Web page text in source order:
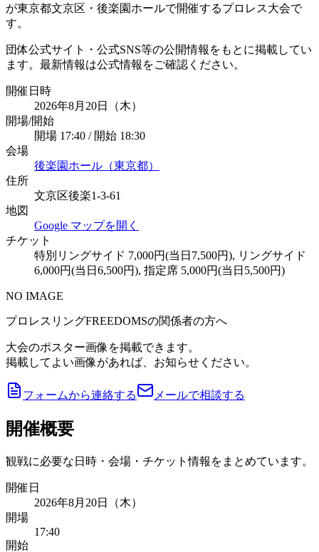
が東京都文京区・後楽園ホールで開催するプロレス大会で
す。
団体公式サイト・公式SNS等の公開情報をもとに掲載してい
ます。最新情報は公式情報をご確認ください。
開催日時
2026年8月20日（木）
開場/開始
開場 17:40 / 開始 18:30
会場
後楽園ホール（東京都）
住所
文京区後楽1-3-61
地図
Google マップを開く
チケット
特別リングサイド 7,000円(当日7,500円), リングサイド
6,000円(当日6,500円), 指定席 5,000円(当日5,500円)
NO IMAGE
プロレスリングFREEDOMSの関係者の方へ
大会のポスター画像を掲載できます。
掲載してよい画像があれば、お知らせください。
フォームから連絡する メールで相談する
開催概要
観戦に必要な日時・会場・チケット情報をまとめています。
開催日
2026年8月20日（木）
開場
17:40
開始